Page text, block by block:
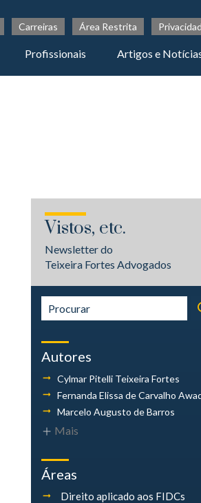
Carreiras Área Restrita
Profissionais Artigos e
Vistos, etc.
Newsletter do
Teixeira Fortes Advogados
Autores
Cylmar Pitelli Teixeira Fortes
Fernanda Elissa de Carvalho
Marcelo Augusto de Barros
Mais
Áreas
Direito aplicado aos FIDCs